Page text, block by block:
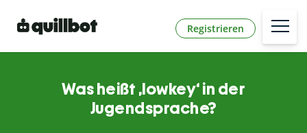
Registrieren
Was heißt ‚lowkey‘ in der
Jugendsprache?